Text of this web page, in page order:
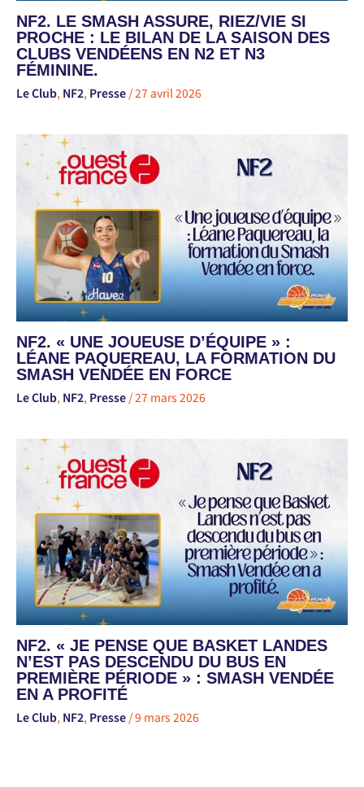
NF2. LE SMASH ASSURE, RIEZ/VIE SI
PROCHE : LE BILAN DE LA SAISON DES
CLUBS VENDÉENS EN N2 ET N3
FÉMININE.
Le Club, NF2, Presse /27 avril 2026
NF2. « UNE JOUEUSE D’ÉQUIPE » :
LÉANE PAQUEREAU, LA FORMATION DU
SMASH VENDÉE EN FORCE
Le Club, NF2, Presse /27 mars 2026
NF2. « JE PENSE QUE BASKET LANDES
N’EST PAS DESCENDU DU BUS EN
PREMIÈRE PÉRIODE » : SMASH VENDÉE
EN A PROFITÉ
Le Club, NF2, Presse /9 mars 2026